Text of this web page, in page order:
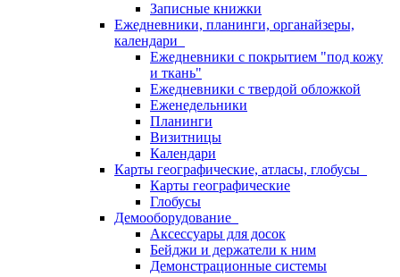
Записные книжки
Ежедневники, планинги, органайзеры,
календари
Ежедневники с покрытием "под кожу
и ткань"
Ежедневники с твердой обложкой
Еженедельники
Планинги
Визитницы
Календари
Карты географические, атласы, глобусы
Карты географические
Глобусы
Демооборудование
Аксессуары для досок
Бейджи и держатели к ним
Демонстрационные системы